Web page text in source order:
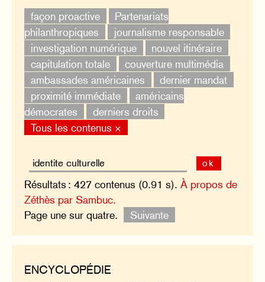
façon proactive
Partenariats
philanthropiques
journalisme responsable
investigation numérique
nouvel itinéraire
capitulation totale
couverture multimédia
ambassades américaines
dernier mandat
proximité immédiate
américains
démocrates
derniers droits
Tous les contenus ×
ok
Résultats : 427 contenus (0.91 s).À propos de
Zéthès par Sambuc.
Page une sur quatre.
Suivante
ENCYCLOPÉDIE